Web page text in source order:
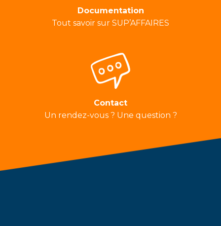
Documentation
Tout savoir sur SUP’AFFAIRES
Contact
Un rendez-vous ? Une question ?